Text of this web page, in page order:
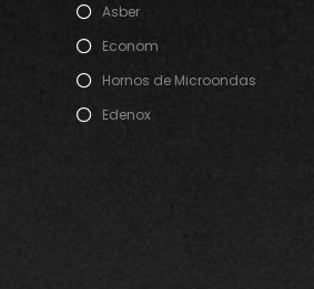
Asber
Econom
Hornos de Microondas
Edenox